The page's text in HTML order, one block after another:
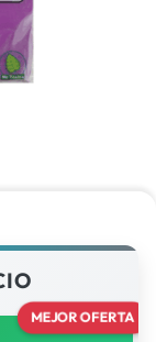
MEJOR OFERTA